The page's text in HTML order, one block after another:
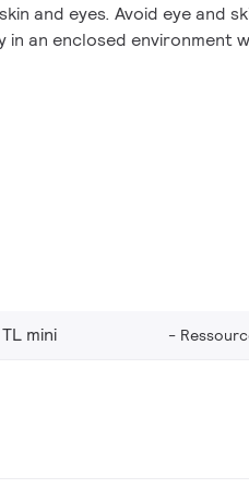
and eyes. Avoid eye and
an enclosed environment
mini